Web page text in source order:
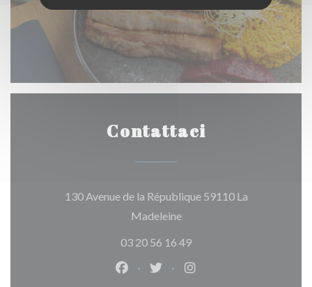
Contattaci
130 Avenue de la République 59110 La
Madeleine((apre una nuova finestra))
03 20 56 16 49
Facebook ((apre una nuova
Twitter ((apre una nuova
Instagram ((apre una